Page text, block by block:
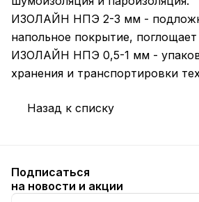
ИЗОЛАЙН НПЭ 2-3 мм -
напольное покрытие,
ИЗОЛАЙН НПЭ 0,5-1 мм -
хранения и транспортировки
Назад к списку
Подписаться
на новости и акции